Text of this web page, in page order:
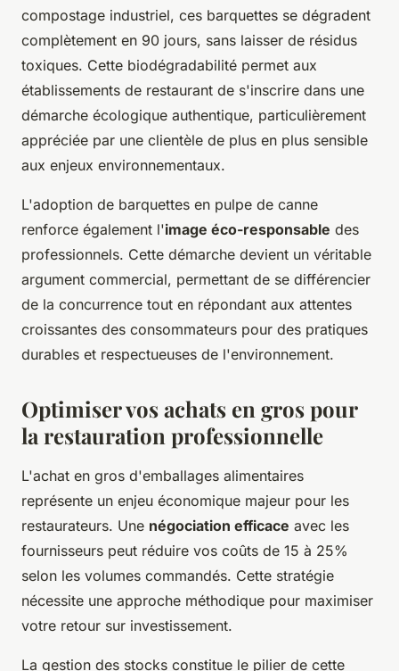
compostage industriel, ces barquettes se dégradent
complètement en 90 jours, sans laisser de résidus
toxiques. Cette biodégradabilité permet aux
établissements de restaurant de s'inscrire dans une
démarche écologique authentique, particulièrement
appréciée par une clientèle de plus en plus sensible
aux enjeux environnementaux.
L'adoption de barquettes en pulpe de canne
renforce également l'image éco-responsable des
professionnels. Cette démarche devient un véritable
argument commercial, permettant de se différencier
de la concurrence tout en répondant aux attentes
croissantes des consommateurs pour des pratiques
durables et respectueuses de l'environnement.
Optimiser vos achats en gros pour
la restauration professionnelle
L'achat en gros d'emballages alimentaires
représente un enjeu économique majeur pour les
restaurateurs. Une négociation efficace avec les
fournisseurs peut réduire vos coûts de 15 à 25%
selon les volumes commandés. Cette stratégie
nécessite une approche méthodique pour maximiser
votre retour sur investissement.
La gestion des stocks constitue le pilier de cette